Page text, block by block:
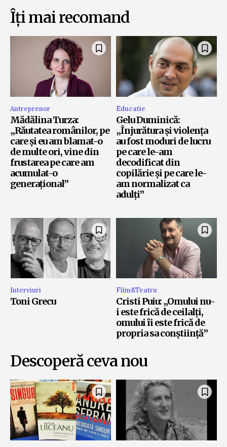
Îți mai recomand
Antreprenor
Mădălina Turza:
„Răutatea românilor, pe
care și eu am blamat-o
de multe ori, vine din
frustarea pe care am
acumulat-o
generațional”
Educatie
Gelu Duminică:
„Înjurătura și violența
au fost moduri de lucru
pe care le-am
decodificat din
copilărie și pe care le-
am normalizat ca
adulți”
Interviuri
Toni Grecu
Film&Teatru
Cristi Puiu: „Omului nu-
i este frică de ceilalți,
omului îi este frică de
propria sa conștiință”
Descoperă ceva nou